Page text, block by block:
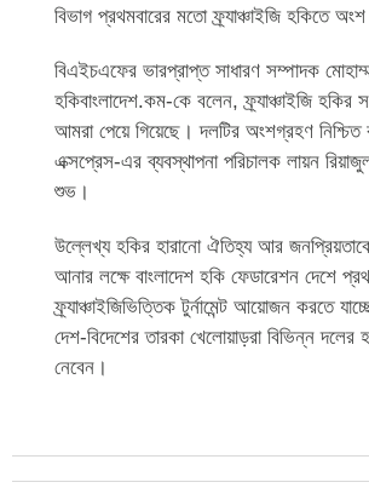
বিভাগ প্রথমবারের মতো ফ্র্যাঞ্চাইজি হকিতে অংশ
বিএইচএফের ভারপ্রাপ্ত সাধারণ সম্পাদক
হকিবাংলাদেশ.কম-কে বলেন, ফ্র্যাঞ্চাইজি হকির
আমরা পেয়ে গিয়েছে। দলটির অংশগ্রহণ নিশ্চিত
এক্সপ্রেস-এর ব্যবস্থাপনা পরিচালক লায়ন
শুভ।
উল্লেখ্য হকির হারানো ঐতিহ্য আর
আনার লক্ষে বাংলাদেশ হকি ফেডারেশন দেশে
ফ্র্যাঞ্চাইজিভিত্তিক টুর্নামেন্ট আয়োজন করতে
দেশ-বিদেশের তারকা খেলোয়াড়রা বিভিন্ন দলের
নেবেন।